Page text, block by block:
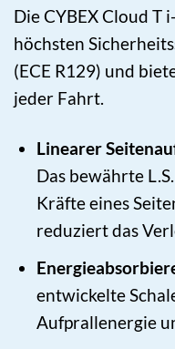
Die CYBEX Cloud T
höchsten
(ECE R129) und
jeder Fahrt.
Linearer
Das bewährte
Kräfte eines
reduziert das
entwickelte
Aufprallenergie